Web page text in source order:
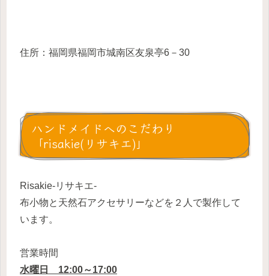
住所：福岡県福岡市城南区友泉亭6－30
ハンドメイドへのこだわり
「risakie(リサキエ)」
Risakie-リサキエ-
布小物と天然石アクセサリーなどを２人で製作して
います。
営業時間
水曜日 12:00～17:00